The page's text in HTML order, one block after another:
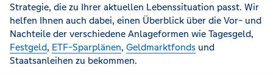
Strategie, die zu Ihrer aktuellen Lebenssituation passt. Wir
helfen Ihnen auch dabei, einen Überblick über die Vor- und
Nachteile der verschiedene Anlageformen wie Tagesgeld,
Festgeld, ETF-Sparplänen, Geldmarktfonds und
Staatsanleihen zu bekommen.